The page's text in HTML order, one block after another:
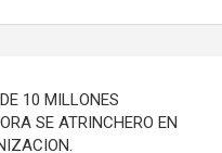
10 MILLONES
SE ATRINCHERO EN